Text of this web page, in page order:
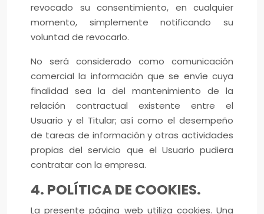
revocado su consentimiento, en cualquier
momento, simplemente notificando su
voluntad de revocarlo.
No será considerado como comunicación
comercial la información que se envíe cuya
finalidad sea la del mantenimiento de la
relación contractual existente entre el
Usuario y el Titular; así como el desempeño
de tareas de información y otras actividades
propias del servicio que el Usuario pudiera
contratar con la empresa.
4. POLÍTICA DE COOKIES.
La presente página web utiliza cookies. Una